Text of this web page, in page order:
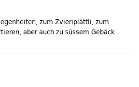
zum Zvieriplättli, zum
aber auch zu süssem Gebäck